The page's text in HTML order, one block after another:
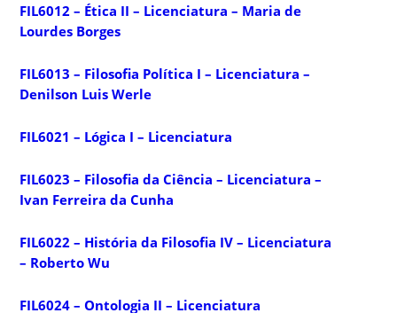
FIL6012 – Ética II – Licenciatura – Maria de
Lourdes Borges
FIL6013 – Filosofia Política I – Licenciatura –
Denilson Luis Werle
FIL6021 – Lógica I – Licenciatura
FIL6023 – Filosofia da Ciência – Licenciatura –
Ivan Ferreira da Cunha
FIL6022 – História da Filosofia IV – Licenciatura
– Roberto Wu
FIL6024 – Ontologia II – Licenciatura